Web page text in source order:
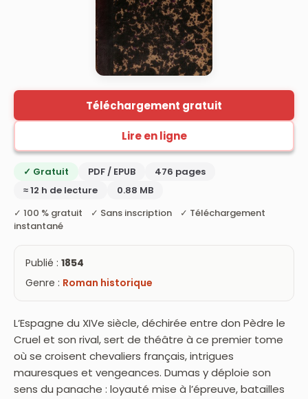
Téléchargement gratuit
Lire en ligne
✓ Gratuit PDF / EPUB
476 pages
≈ 12 h de lecture
0.88 MB
✓ 100 % gratuit ✓ Sans inscription ✓ Téléchargement
instantané
Publié : 1854
Genre : Roman historique
L’Espagne du XIVe siècle, déchirée entre don Pèdre le
Cruel et son rival, sert de théâtre à ce premier tome
où se croisent chevaliers français, intrigues
mauresques et vengeances. Dumas y déploie son
sens du panache : loyauté mise à l’épreuve, batailles